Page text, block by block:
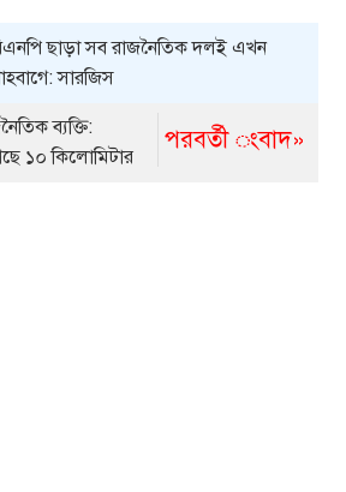
ছাড়া সব রাজনৈতিক দলই এখন
সারজিস
পরবর্তী ংবাদ»
ব্যক্তি:
১০ কিলোমিটার